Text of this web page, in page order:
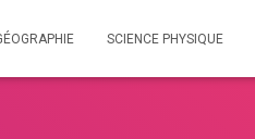
SCIENCE PHYSIQUE